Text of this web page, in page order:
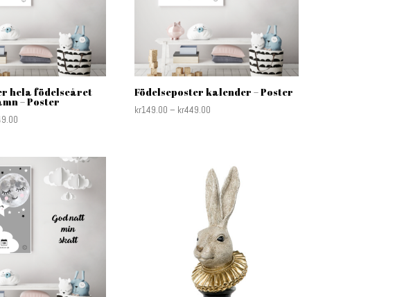
hela födelseåret
– Poster
Födelseposter kalender – Poster
kr149.00 – kr449.00